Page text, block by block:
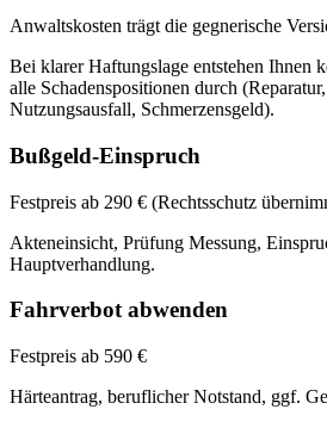
Anwaltskosten trägt die gegnerische
Bei klarer Haftungslage entstehen Ihnen
alle Schadenspositionen durch
Nutzungsausfall, Schmerzensgeld).
Bußgeld-Einspruch
Festpreis ab 290 € (Rechtsschutz
Akteneinsicht, Prüfung Messung,
Hauptverhandlung.
Fahrverbot abwenden
Festpreis ab 590 €
Härteantrag, beruflicher Notstand, ggf.